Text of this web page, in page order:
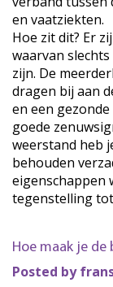
en vaatziekten.
Hoe zit dit? Er
waarvan
zijn. De
dragen bij aan
en een
goede
weerstand heb
behouden
eigenschappen
tegenstelling
Hoe maak je
Posted by